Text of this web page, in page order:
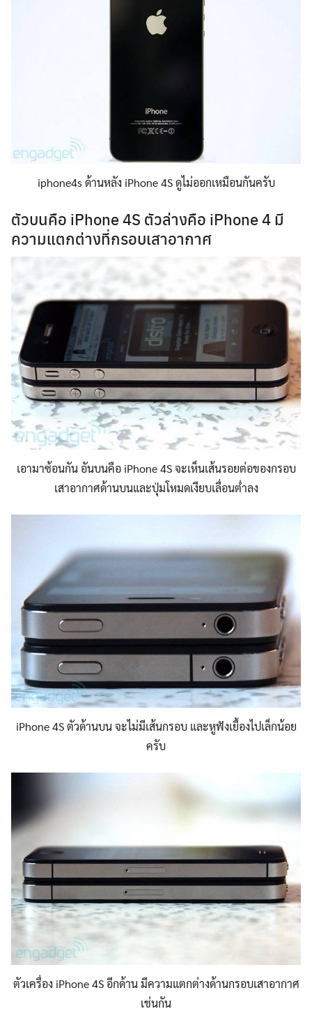
iphone4s ด้านหลัง iPhone 4S ดูไม่ออกเหมือนกันครับ
ตัวบนคือ iPhone 4S ตัวล่างคือ iPhone 4 มี
ความแตกต่างที่กรอบเสาอากาศ
เอามาซ้อนกัน อันบนคือ iPhone 4S จะเห็นเส้นรอยต่อของกรอบ
เสาอากาศด้านบนและปุ่มโหมดเงียบเลื่อนต่ำลง
iPhone 4S ตัวด้านบน จะไม่มีเส้นกรอบ และหูฟังเยื้องไปเล็กน้อย
ครับ
ตัวเครื่อง iPhone 4S อีกด้าน มีความแตกต่างด้านกรอบเสาอากาศ
เช่นกัน